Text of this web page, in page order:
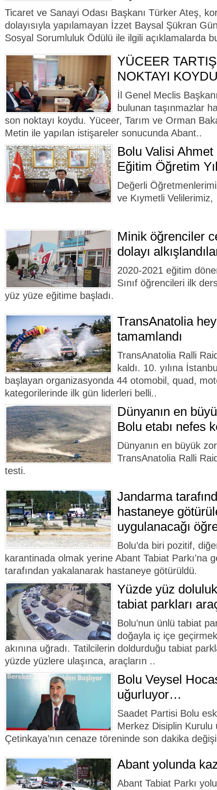
Ticaret ve Sanayi Odası Başkanı Türker Ateş,
dolayısıyla yapılamayan İzzet Baysal Şükran
Sosyal Sorumluluk Ödülü ile ilgili açıklamalarda
YÜCEER
NOKTAYI
İl Genel Meclis
bulunan taşınmazlar
son noktayı koydu. Yüceer, Tarım ve Orman
Metin ile yapılan istişareler sonucunda Abant..
Bolu Valisi
Eğitim Öğretim
Değerli
ve Kıymetli Velilerimiz,
Minik öğrenciler
dolayı
2020-2021 eğitim
Sınıf öğrencileri ilk
yüz yüze eğitime başladı.
TransAnatolia
tamamlandı
TransAnatolia Ralli
kaldı. 10. yılına
başlayan organizasyonda 44 otomobil, quad,
kategorilerinde ilk gün liderleri belli..
Dünyanın en
Bolu etabı nefes
Dünyanın en büyük
TransAnatolia Ralli
testi.
Jandarma
hastaneye
uygulanacağı
Bolu’da biri pozitif,
karantinada olmak yerine Abant Tabiat Parkı'na
tarafından yakalanarak hastaneye götürüldü.
Yüzde yüz
tabiat parkları
Bolu’nun ünlü tabiat
doğayla iç içe
akınına uğradı. Tatilcilerin doldurduğu tabiat
yüzde yüzlere ulaşınca, araçların ..
Bolu Veysel
uğurluyor…
Saadet Partisi Bolu
Merkez Disiplin Kurulu
Çetinkaya’nın cenaze töreninde son dakika
Abant yolunda
Abant Tabiat Parkı